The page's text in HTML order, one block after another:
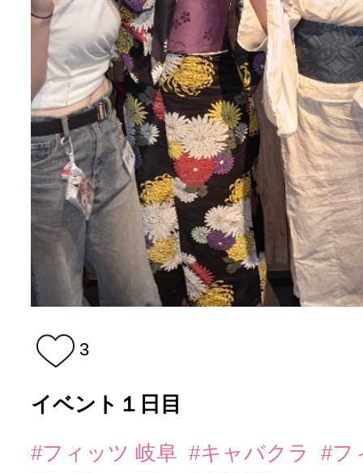
3
イベント１日目
#フィッツ 岐阜 #キャバクラ
#フ